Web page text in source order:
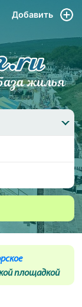
Добавить
площадкой